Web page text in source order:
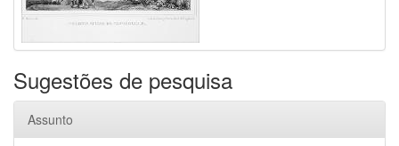
Sugestões de pesquisa
Assunto